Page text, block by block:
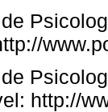
http://